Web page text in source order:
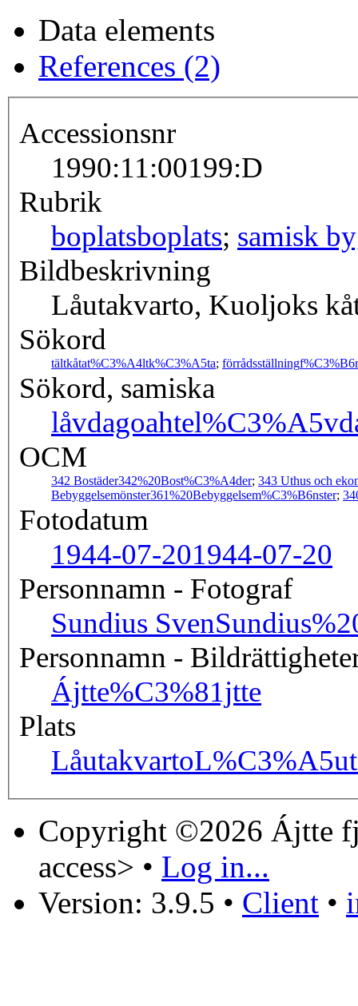
Data elements
References (2)
Accessionsnr
1990:11:00199:D
Rubrik
boplatsboplats; samisk
Bildbeskrivning
Låutakvarto, Kuoljoks
Sökord
tältkåtat%C3%A4ltk%C3%A5ta; förrådsställning
Sökord, samiska
låvdagoahte
OCM
342 Bostäder342%20Bost%C3%A4der; 343 Uthus och
Bebyggelsemönster361%20Bebyggelsem%C3%B6nster;
Fotodatum
1944-07-201944-07-20
Personnamn - Fotograf
Sundius Sven
Personnamn -
Ájtte%C3%81jtte
Plats
Låutakvarto
Copyright ©2026 Ájtte
access> • Log in...
Version: 3.9.5 • Client •